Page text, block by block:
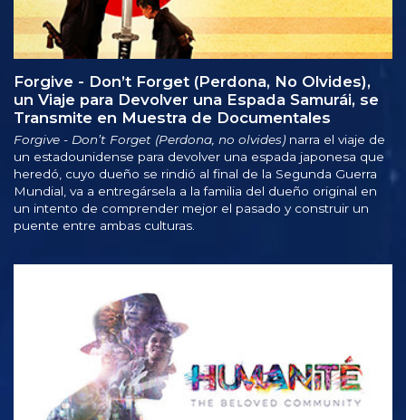
Forgive - Don’t Forget (Perdona, No Olvides),
un Viaje para Devolver una Espada Samurái, se
Transmite en Muestra de Documentales
Forgive - Don’t Forget (Perdona, no olvides) narra el viaje de
un estadounidense para devolver una espada japonesa que
heredó, cuyo dueño se rindió al final de la Segunda Guerra
Mundial, va a entregársela a la familia del dueño original en
un intento de comprender mejor el pasado y construir un
puente entre ambas culturas.